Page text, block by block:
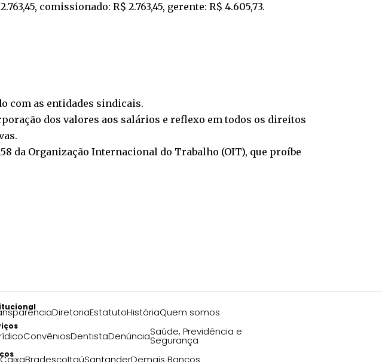
comissionado: R$ 2.763,45, gerente: R$ 4.605,73.
com as entidades sindicais.
dos valores aos salários e reflexo em todos os direitos
da Organização Internacional do Trabalho (OIT), que proíbe
DiretoriaEstatutoHistóriaQuem somos
ConvêniosDentistaDenúnciaSaúde, Previdência e
Segurança